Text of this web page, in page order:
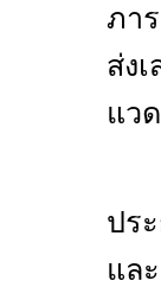
ภา
ส่ง
แว
ปร
แล